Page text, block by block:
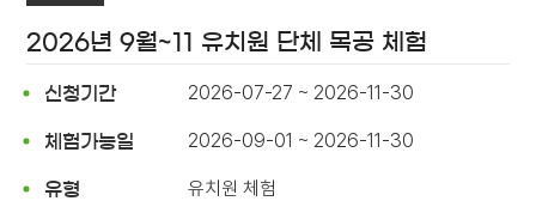
2026년 9월~11 유치원 단체 목공 체험
신청기간 2026-07-27 ~ 2026-11-30
체험가능일 2026-09-01 ~ 2026-11-30
유형 유치원 체험